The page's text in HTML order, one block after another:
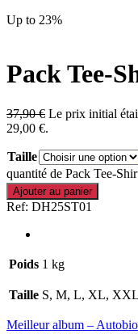
Up to 23%
Pack Tee-
37,90€ Le prix initial
29,00 €.
Taille
quantité de Pack Tee-
Ajouter au panier
Ref: DH25ST01
Poids 1 kg
Taille S, M, L, XL, XXL
Meilleur album –